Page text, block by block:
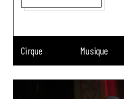
Cirque Musique